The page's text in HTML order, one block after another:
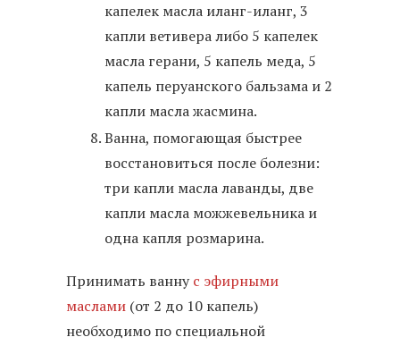
капелек масла иланг-иланг, 3
капли ветивера либо 5 капелек
масла герани, 5 капель меда, 5
капель перуанского бальзама и 2
капли масла жасмина.
Ванна, помогающая быстрее
восстановиться после болезни:
три капли масла лаванды, две
капли масла можжевельника и
одна капля розмарина.
Принимать ваннус эфирными
маслами (от 2 до 10 капель)
необходимо по специальной